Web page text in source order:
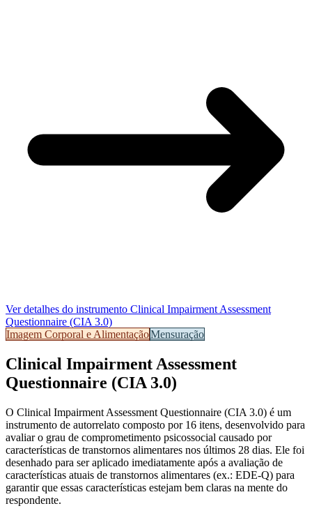
Ver detalhes do instrumento Clinical Impairment Assessment
Questionnaire (CIA 3.0)
Imagem Corporal e AlimentaçãoMensuração
Clinical Impairment Assessment
Questionnaire (CIA 3.0)
O Clinical Impairment Assessment Questionnaire (CIA 3.0) é um
instrumento de autorrelato composto por 16 itens, desenvolvido para
avaliar o grau de comprometimento psicossocial causado por
características de transtornos alimentares nos últimos 28 dias. Ele foi
desenhado para ser aplicado imediatamente após a avaliação de
características atuais de transtornos alimentares (ex.: EDE-Q) para
garantir que essas características estejam bem claras na mente do
respondente.